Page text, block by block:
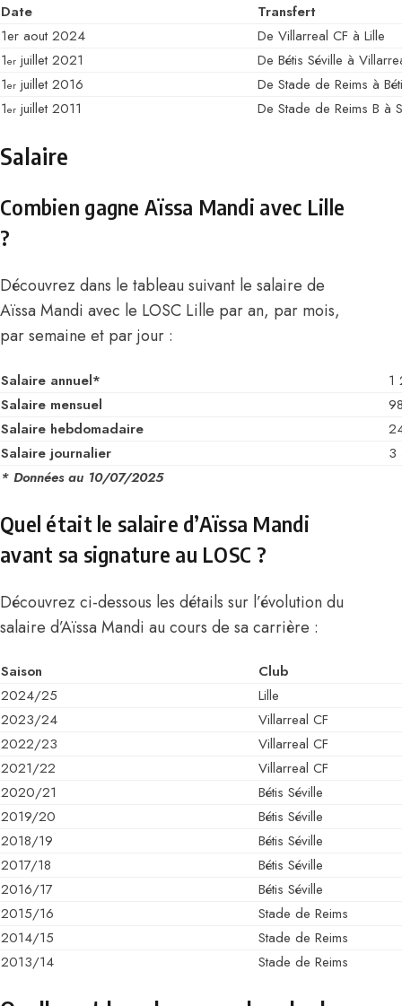
Date
Transfert
1er aout 2024
De Villarreal CF à Lille
1er juillet 2021
De Bétis Séville à
1er juillet 2016
De Stade de Reims à
1er juillet 2011 De Stade de Reims B à
Salaire
Combien gagne Aïssa Mandi avec Lille
?
Découvrez dans le tableau suivant le salaire de
Aïssa Mandi avec le LOSC Lille par an, par mois,
par semaine et par jour :
Salaire annuel*
1
Salaire mensuel
Salaire hebdomadaire
Salaire journalier
3
* Données au 10/07/2025
Quel était le salaire d’Aïssa Mandi
avant sa signature au LOSC ?
Découvrez ci-dessous les détails sur l’évolution du
salaire d’Aïssa Mandi au cours de sa carrière :
Saison
Club
2024/25
Lille
2023/24
Villarreal CF
2022/23
Villarreal CF
2021/22
Villarreal CF
2020/21
Bétis Séville
2019/20
Bétis Séville
2018/19
Bétis Séville
2017/18
Bétis Séville
2016/17
Bétis Séville
2015/16
Stade de Reims
2014/15
Stade de Reims
2013/14
Stade de Reims